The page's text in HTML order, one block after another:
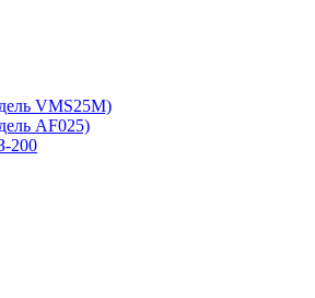
VMS25M)
АF025)
200